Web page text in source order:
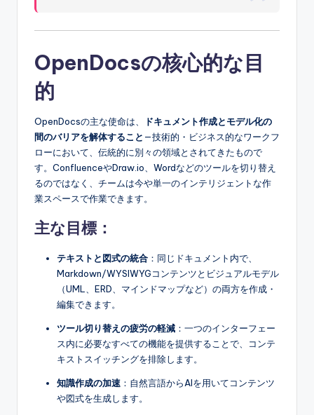
OpenDocsの核心的な目
的
OpenDocsの主な使命は、
ドキュメント作成とモデル化の
間のバリアを解体すること —技術的・ビジネス的なワークフ
ローにおいて、伝統的に別々の領域とされてきたもので
す。ConfluenceやDraw.io、Wordなどのツールを切り替え
るのではなく、チームは今や単一のインテリジェントな作
業スペースで作業できます。
主な目標：
テキストと図式の統合 ：同じドキュメント内で、
Markdown/WYSIWYGコンテンツとビジュアルモデル
（UML、ERD、マインドマップなど）の両方を作成・
編集できます。
ツール切り替えの疲労の軽減 ：一つのインターフェー
ス内に必要なすべての機能を提供することで、コンテ
キストスイッチングを排除します。
知識作成の加速 ：自然言語からAIを用いてコンテンツ
や図式を生成します。